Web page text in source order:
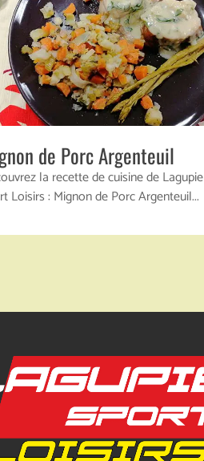
de Porc Argenteuil
la recette de cuisine de Lagupie
Loisirs : Mignon de Porc Argenteuil...